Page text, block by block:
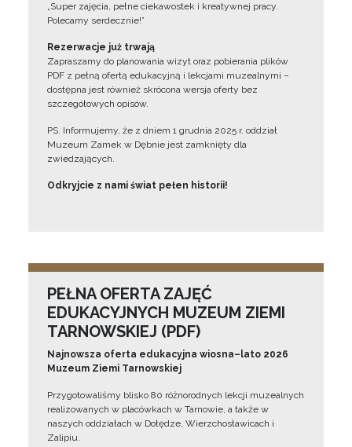
„Super zajęcia, pełne ciekawostek i kreatywnej pracy.
Polecamy serdecznie!”
Rezerwacje już trwają
Zapraszamy do planowania wizyt oraz pobierania plików
PDF z pełną ofertą edukacyjną i lekcjami muzealnymi –
dostępna jest również skrócona wersja oferty bez
szczegółowych opisów.
PS. Informujemy, że z dniem 1 grudnia 2025 r. oddział
Muzeum Zamek w Dębnie jest zamknięty dla
zwiedzających.
Odkryjcie z nami świat pełen historii!
PEŁNA OFERTA ZAJĘĆ
EDUKACYJNYCH MUZEUM ZIEMI
TARNOWSKIEJ (PDF)
Najnowsza oferta edukacyjna wiosna–lato 2026
Muzeum Ziemi Tarnowskiej
Przygotowaliśmy blisko 80 różnorodnych lekcji muzealnych
realizowanych w placówkach w Tarnowie, a także w
naszych oddziałach w Dołędze, Wierzchosławicach i
Zalipiu.